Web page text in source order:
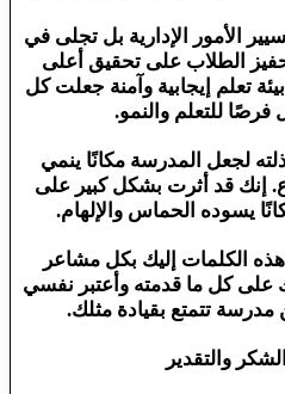
الأمور الإدارية بل تجلى في
الطلاب على تحقيق أعلى
تعلم إيجابية وآمنة جعلت كل
للتعلم والنمو.
لجعل المدرسة مكانًا ينمي
إنك قد أثرت بشكل كبير على
يسوده الحماس والإلهام.
الكلمات إليك بكل مشاعر
لك على كل ما قدمته وأعتبر نفسي
تتمتع بقيادة مثلك.
والتقدير